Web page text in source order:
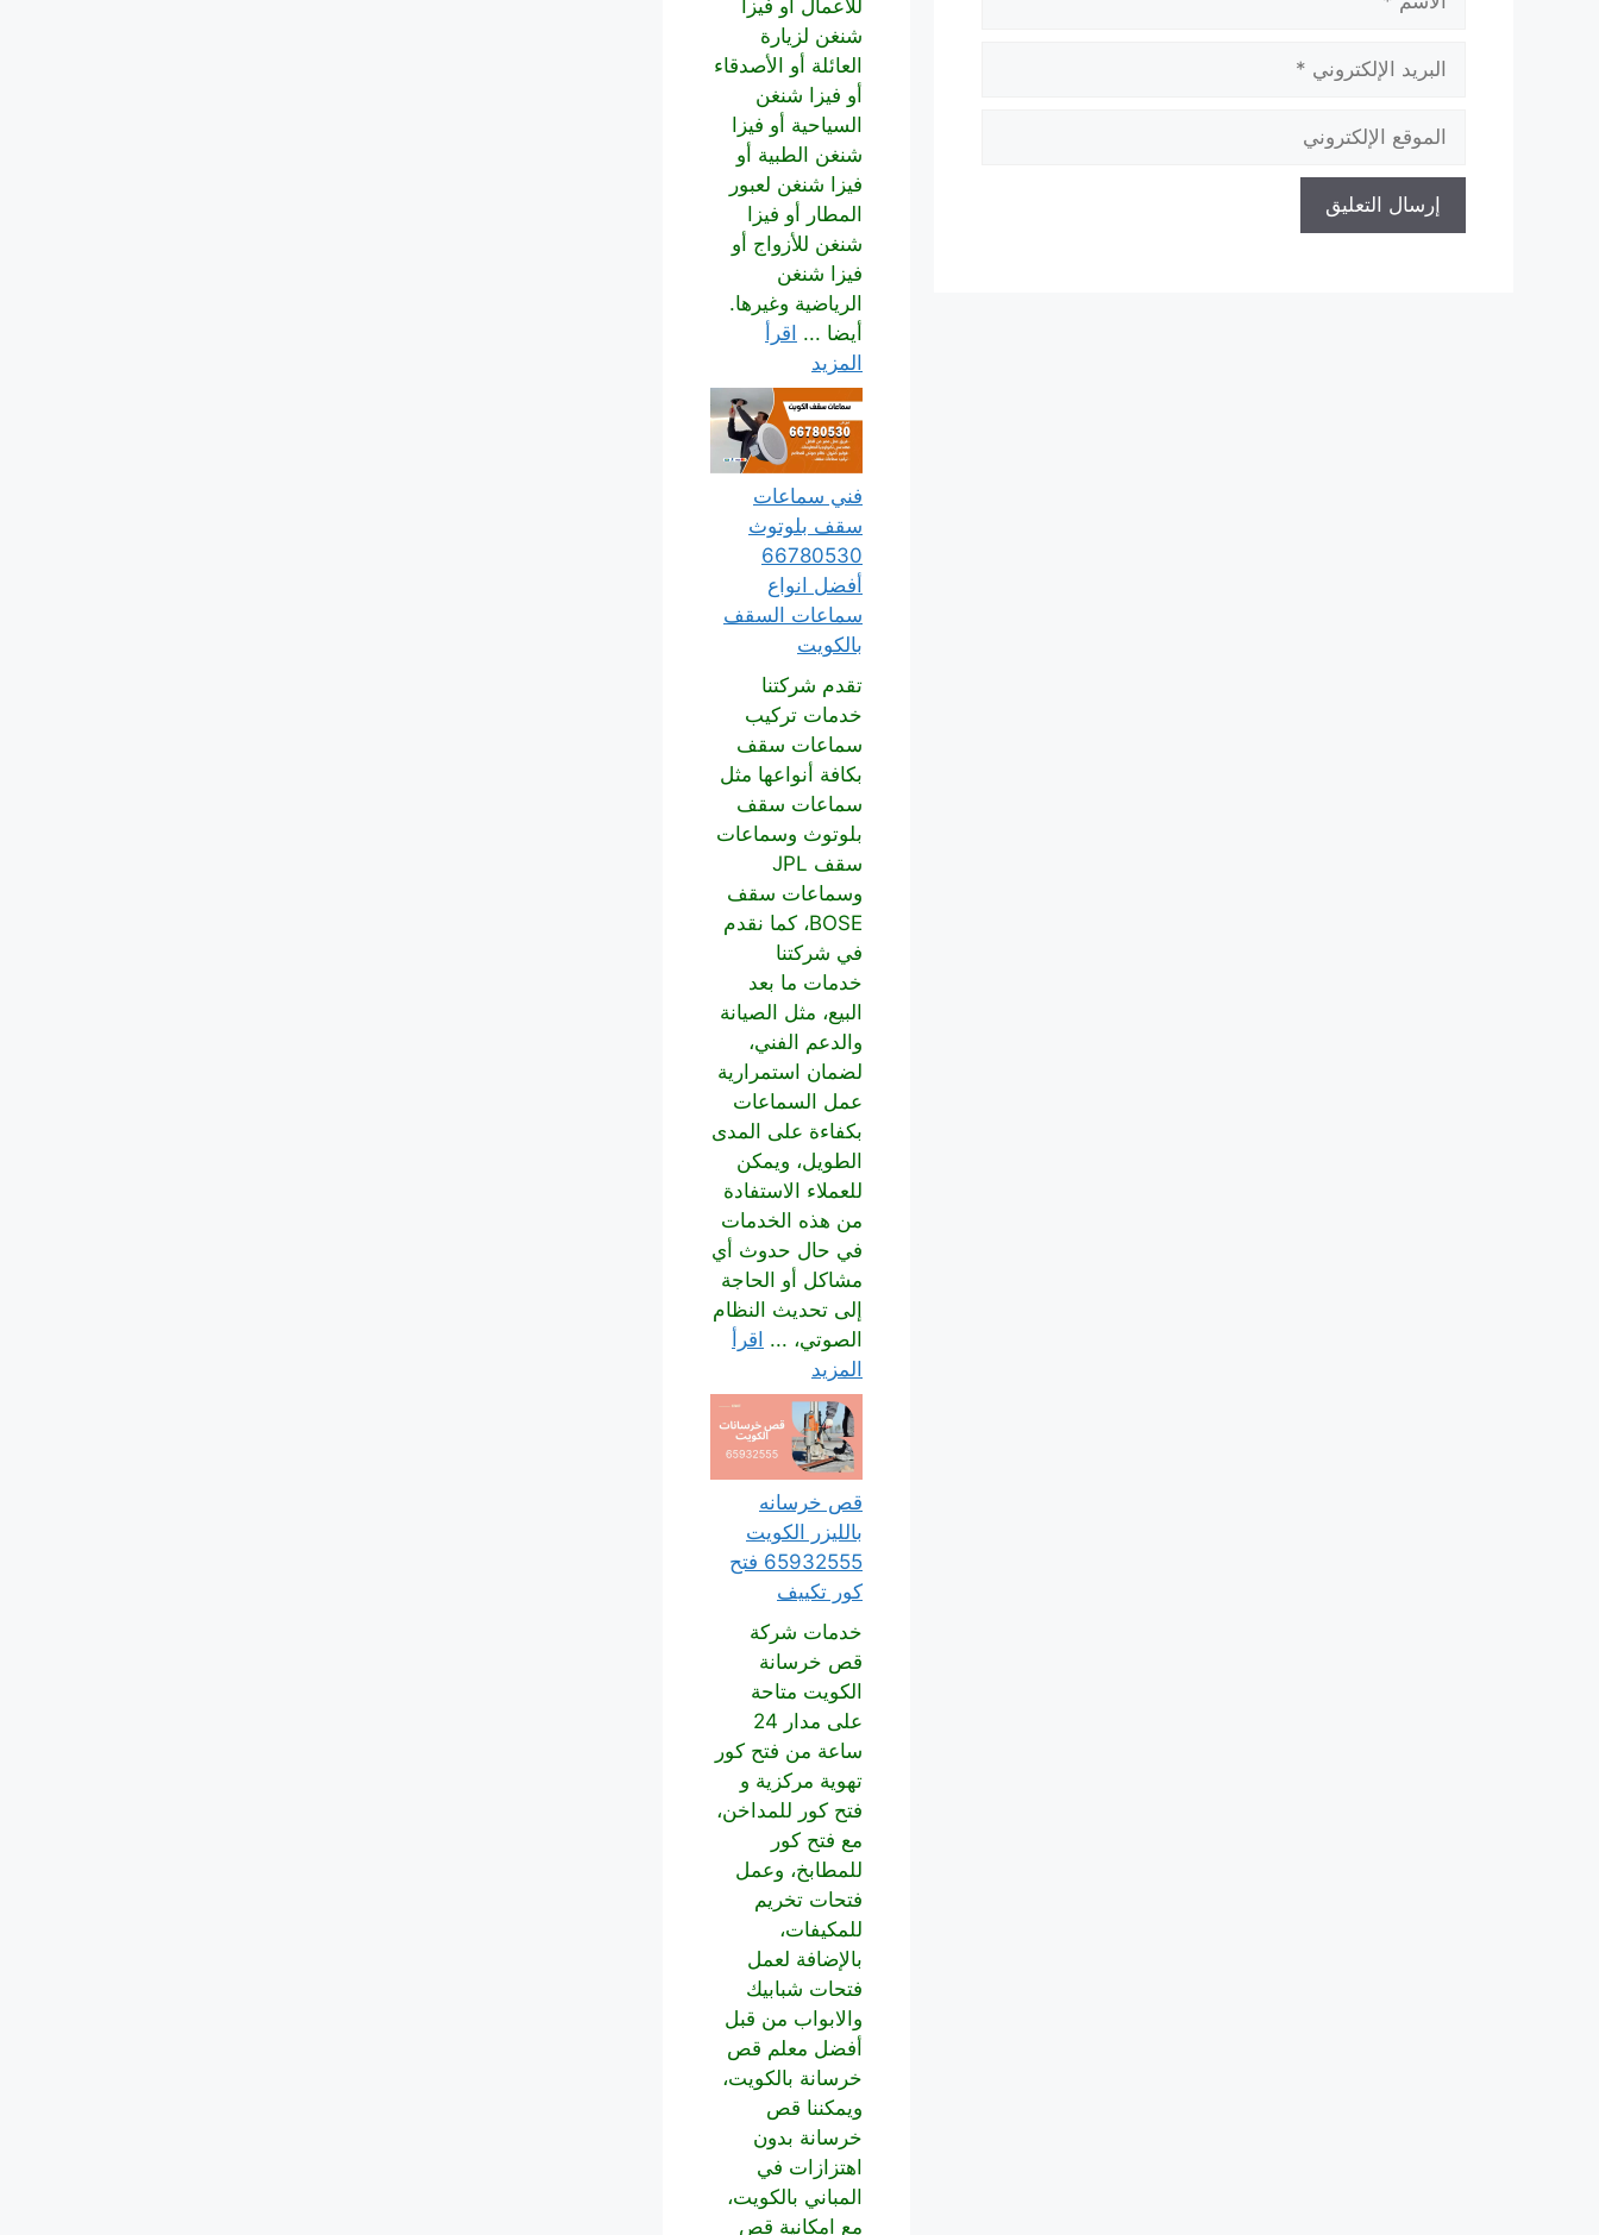
البريد
الإلكتروني
الموقع
الإلكتروني
للأعمال أو فيزا
شنغن لزيارة
العائلة أو الأصدقاء
أو فيزا شنغن
السياحية أو فيزا
شنغن الطبية أو
فيزا شنغن لعبور
المطار أو فيزا
شنغن للأزواج أو
فيزا شنغن
الرياضية وغيرها.
أيضا ... اقرأ
المزيد
فني سماعات
سقف بلوتوث
66780530
أفضل انواع
سماعات السقف
بالكويت
تقدم شركتنا
خدمات تركيب
سماعات سقف
بكافة أنواعها مثل
سماعات سقف
بلوتوث وسماعات
سقف JPL
وسماعات سقف
BOSE، كما نقدم
في شركتنا
خدمات ما بعد
البيع، مثل الصيانة
والدعم الفني،
لضمان استمرارية
عمل السماعات
بكفاءة على المدى
الطويل، ويمكن
للعملاء الاستفادة
من هذه الخدمات
في حال حدوث أي
مشاكل أو الحاجة
إلى تحديث النظام
الصوتي، ... اقرأ
المزيد
قص خرسانه
بالليزر الكويت
65932555 فتح
كور تكييف
خدمات شركة
قص خرسانة
الكويت متاحة
على مدار 24
ساعة من فتح كور
تهوية مركزية و
فتح كور للمداخن،
مع فتح كور
للمطابخ، وعمل
فتحات تخريم
للمكيفات،
بالإضافة لعمل
فتحات شبابيك
والابواب من قبل
أفضل معلم قص
خرسانة بالكويت،
ويمكننا قص
خرسانة بدون
اهتزازات في
المباني بالكويت،
مع امكانية قص